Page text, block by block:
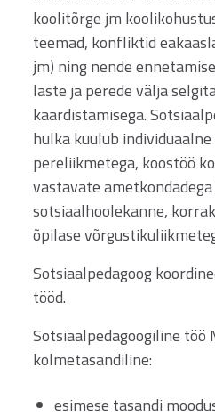
koolitõrge jm
teemad, konfliktid
jm) ning nende
laste ja perede välja
kaardistamisega.
hulka kuulub
pereliikmetega, koostöö
vastavate
sotsiaalhoolekanne,
õpilase
Sotsiaalpedagoog
tööd.
Sotsiaalpedagoogiline töö
kolmetasandiline:
esimese tasandi